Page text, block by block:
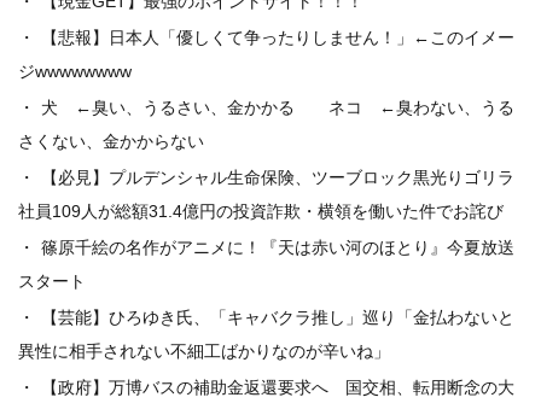
【悲報】日本人「優しくて争ったりしません！」←このイメー
ジwwwwwwww
犬 ←臭い、うるさい、金かかる ネコ ←臭わない、うる
さくない、金かからない
【必見】プルデンシャル生命保険、ツーブロック黒光りゴリラ
社員109人が総額31.4億円の投資詐欺・横領を働いた件でお詫び
篠原千絵の名作がアニメに！『天は赤い河のほとり』今夏放送
スタート
【芸能】ひろゆき氏、「キャバクラ推し」巡り「金払わないと
異性に相手されない不細工ばかりなのが辛いね」
【政府】万博バスの補助金返還要求へ 国交相、転用断念の大